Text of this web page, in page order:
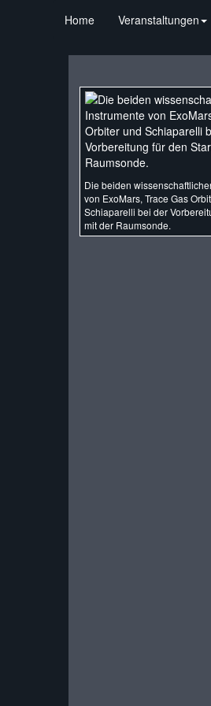
Home Veranstaltungen
Die beiden
von ExoMars, Trace Gas
Schiaparelli bei der
mit der Raumsonde.